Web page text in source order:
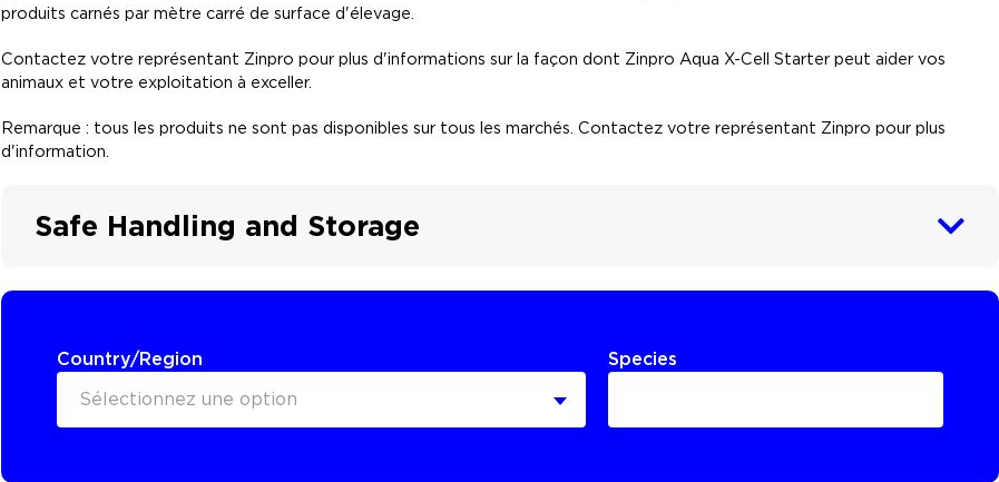
produits carnés par mètre carré de surface d'élevage.
Contactez votre représentant Zinpro pour plus d'informations sur la façon dont Zinpro Aqua X-Cell Starter peut aider vos
animaux et votre exploitation à exceller.
Remarque : tous les produits ne sont pas disponibles sur tous les marchés. Contactez votre représentant Zinpro pour plus
d'information.
Safe Handling and Storage
Country/Region
Sélectionnez une option
Species